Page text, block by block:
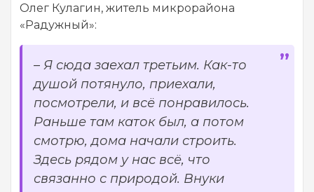
Олег Кулагин, житель микрорайона
«Радужный»:
– Я сюда заехал третьим. Как-то
душой потянуло, приехали,
посмотрели, и всё понравилось.
Раньше там каток был, а потом
смотрю, дома начали строить.
Здесь рядом у нас всё, что
связанно с природой. Внуки